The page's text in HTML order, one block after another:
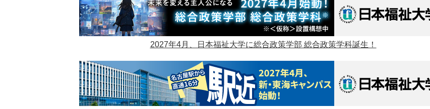
2027年4月、日本福祉大学に総合政策学部 総合政策学科誕生！